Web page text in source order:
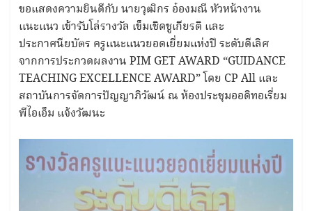
ขอแสดงความยินดีกับ นายวุฒิกร อ๋องมณี หัวหน้างาน
แนะแนว เข้ารับโล่รางวัล เข็มเชิดชูเกียรติ และ
ประกาศนียบัตร ครูแนะแนวยอดเยี่ยมแห่งปี ระดับดีเลิศ
จากการประกวดผลงาน PIM GET AWARD “GUIDANCE
TEACHING EXCELLENCE AWARD” โดย CP All และ
สถาบันการจัดการปัญญาภิวัฒน์ ณ ห้องประชุมออดิทอเรี่ยม
พีไอเอ็ม แจ้งวัฒนะ